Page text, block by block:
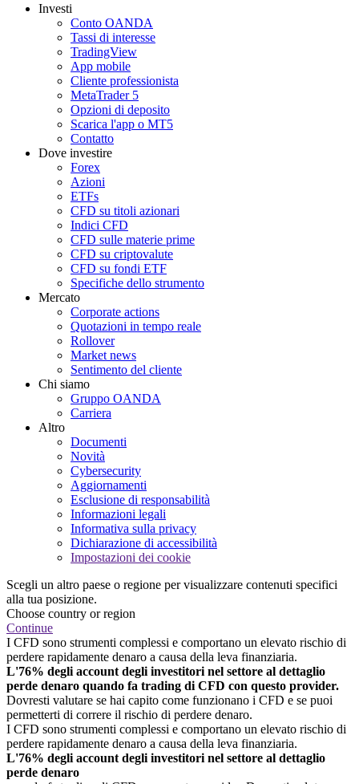
Investi
Conto OANDA
Tassi di interesse
TradingView
App mobile
Cliente professionista
MetaTrader 5
Opzioni di deposito
Scarica l'app o MT5
Contatto
Dove investire
Forex
Azioni
ETFs
CFD su titoli azionari
Indici CFD
CFD sulle materie prime
CFD su criptovalute
CFD su fondi ETF
Specifiche dello strumento
Mercato
Corporate actions
Quotazioni in tempo reale
Rollover
Market news
Sentimento del cliente
Chi siamo
Gruppo OANDA
Carriera
Altro
Documenti
Novità
Cybersecurity
Aggiornamenti
Esclusione di responsabilità
Informazioni legali
Informativa sulla privacy
Dichiarazione di accessibilità
Impostazioni dei cookie
Scegli un altro paese o regione per visualizzare contenuti specifici
alla tua posizione.
Choose country or region
Continue
I CFD sono strumenti complessi e comportano un elevato rischio di
perdere rapidamente denaro a causa della leva finanziaria.
L'76% degli account degli investitori nel settore al dettaglio
perde denaro quando fa trading di CFD con questo provider.
Dovresti valutare se hai capito come funzionano i CFD e se puoi
permetterti di correre il rischio di perdere denaro.
I CFD sono strumenti complessi e comportano un elevato rischio di
perdere rapidamente denaro a causa della leva finanziaria.
L'76% degli account degli investitori nel settore al dettaglio
perde denaro